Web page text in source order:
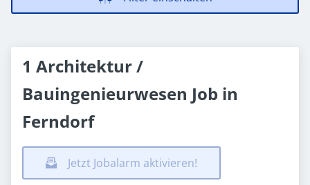
1 Architektur /
Bauingenieurwesen Job in
Ferndorf
Jetzt Jobalarm aktivieren!